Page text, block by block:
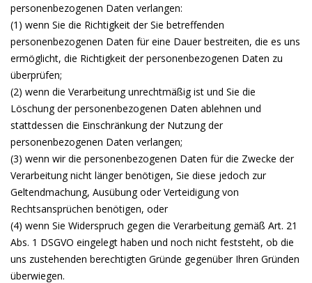
personenbezogenen Daten verlangen:
(1) wenn Sie die Richtigkeit der Sie betreffenden
personenbezogenen Daten für eine Dauer bestreiten, die es uns
ermöglicht, die Richtigkeit der personenbezogenen Daten zu
überprüfen;
(2) wenn die Verarbeitung unrechtmäßig ist und Sie die
Löschung der personenbezogenen Daten ablehnen und
stattdessen die Einschränkung der Nutzung der
personenbezogenen Daten verlangen;
(3) wenn wir die personenbezogenen Daten für die Zwecke der
Verarbeitung nicht länger benötigen, Sie diese jedoch zur
Geltendmachung, Ausübung oder Verteidigung von
Rechtsansprüchen benötigen, oder
(4) wenn Sie Widerspruch gegen die Verarbeitung gemäß Art. 21
Abs. 1 DSGVO eingelegt haben und noch nicht feststeht, ob die
uns zustehenden berechtigten Gründe gegenüber Ihren Gründen
überwiegen.